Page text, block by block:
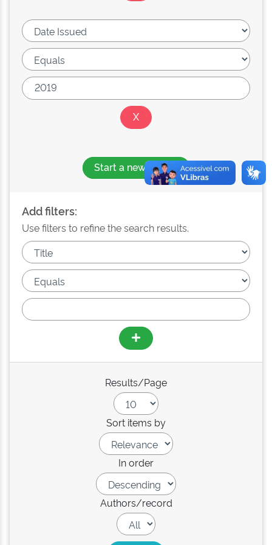
Start a new search
Add filters:
Use filters to refine the search results.
Results/Page
Sort items by
In order
Authors/record